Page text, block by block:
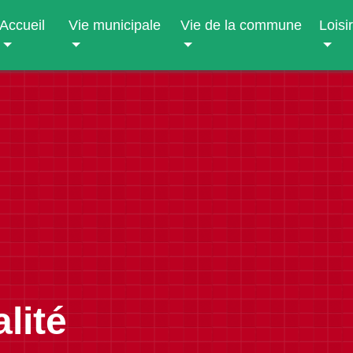
Accueil Vie municipale Vie de la commune